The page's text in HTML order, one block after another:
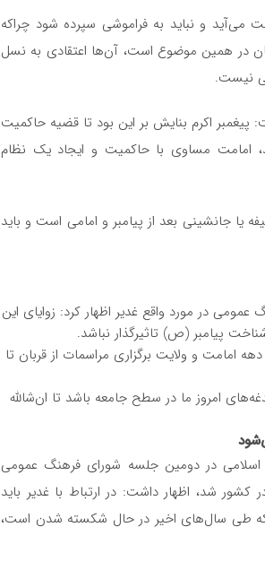
و نباید به فراموشی سپرده شود چراکه
در همین موضوع است، آن‌ها اعتقادی به نسل
نیست.
اکرم بنایش بر این بود تا قضیه حاکمیت
امامت مساوی با حاکمیت و ایجاد یک نظام
یا جانشینی بعد از پیامبر و امامی است و باید
در مورد واقع غدیر اظهار کرد: زوایای این
پیامبر (ص) تاثیرگذار نباشد.
امامت و ولایت برگزاری مراسمات از قربان تا
امروز ما در سطح جامعه باشد تا ان‌شالله
اسلامی در دومین جلسه شورای فرهنگ عمومی
شد، اظهار داشت: در ارتباط با غدیر باید
که طی سال‌های اخیر در حال شکسته‌ شدن است،